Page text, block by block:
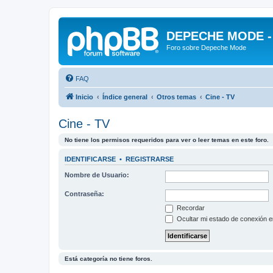
DEPECHE MODE
Foro sobre Depeche Mode
FAQ
Inicio Índice general Otros temas Cine - TV
Cine - TV
No tiene los permisos requeridos para ver o leer temas en este foro.
IDENTIFICARSE • REGISTRARSE
Nombre de Usuario:
Contraseña:
Recordar
Ocultar mi estado de conexión
Está categoría no tiene foros.